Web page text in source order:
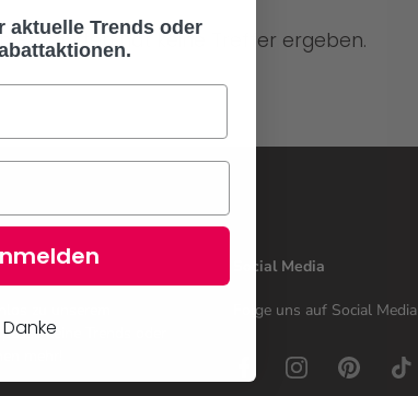
Produkten hat keine Treffer ergeben.
keine Trends oder
Social Media
Folge uns auf Social Media
aktuelle Trends oder